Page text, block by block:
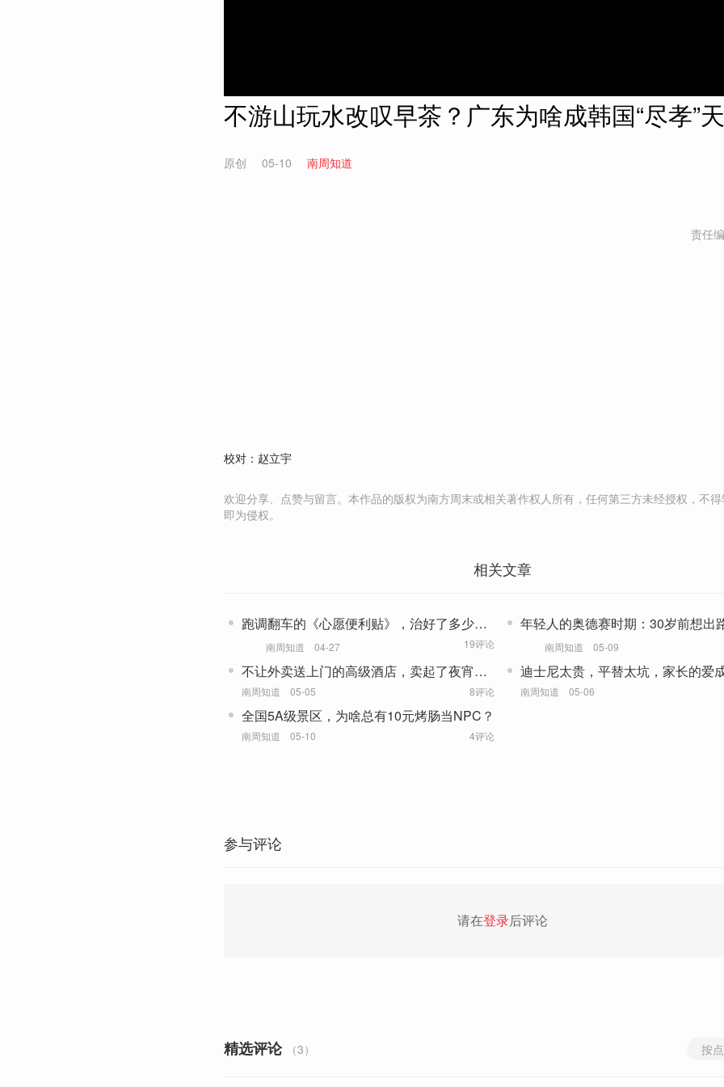
不游山玩水改叹早茶？广东为啥成韩国“尽孝”
原创 05-10 南周知道
责任
校对：赵立宇
欢迎分享、点赞与留言。本作品的版权为南方周末或相关著作权人所有，任何第三方未经授权，不
即为侵权。
相关文章
跑调翻车的《心愿便利贴》，治好了多少中
女的精神内耗
南周知道 04-27 19评论
年轻人的奥德赛时期：30岁前想出
后想退路
南周知道 05-09
不让外卖送上门的高级酒店，卖起了夜宵和
餐车美食
南周知道 05-05 8评论
迪士尼太贵，平替太坑，家长的爱
税”？
南周知道 05-06
全国5A级景区，为啥总有10元烤肠当NPC？
南周知道 05-10 4评论
参与评论
请在登录后评论
精选评论 （3） 按